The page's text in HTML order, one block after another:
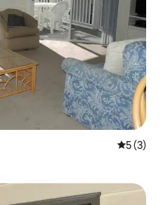
5 de
5 (3)